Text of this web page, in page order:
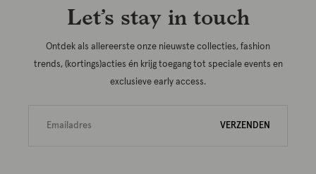
Let’s stay in touch
Ontdek als allereerste onze nieuwste collecties, fashion
trends, (kortings)acties én krijg toegang tot speciale events en
exclusieve early access.
VERZENDEN